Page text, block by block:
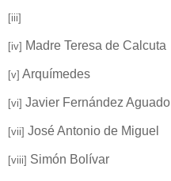
[iii]
[iv] Madre Teresa de Calcuta
[v] Arquímedes
[vi] Javier Fernández Aguado
[vii] José Antonio de Miguel
[viii] Simón Bolívar